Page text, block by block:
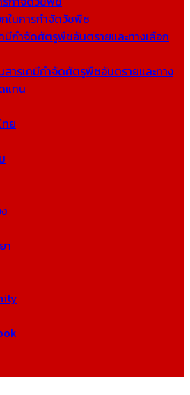
กในการกำจัดวัชพืช
มีกำจัดศัตรูพืชอันตรายและทางเลือก
สารเคมีกำจัดศัตรูพืชอันตรายและทาง
แทน
ทย
า